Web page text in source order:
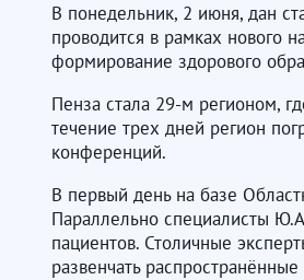
В понедельник, 2 июня, дан
проводится в рамках нового
формирование здорового
Пенза стала 29-м регионом,
течение трех дней регион
конференций.
В первый день на базе
Параллельно специалисты
пациентов. Столичные
развенчать